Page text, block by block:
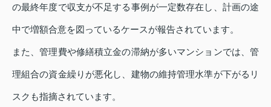
の最終年度で収支が不足する事例が一定数存在し、計画の途
中で増額合意を図っているケースが報告されています。
また、管理費や修繕積立金の滞納が多いマンションでは、管
理組合の資金繰りが悪化し、建物の維持管理水準が下がるリ
スクも指摘されています。